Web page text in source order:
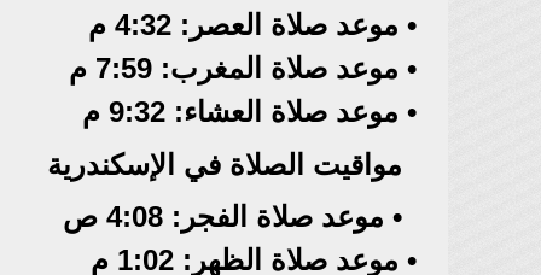
• موعد صلاة العصر: 4:32 م
• موعد صلاة المغرب: 7:59 م
• موعد صلاة العشاء: 9:32 م
مواقيت الصلاة في الإسكندرية
• موعد صلاة الفجر: 4:08 ص
• موعد صلاة الظهر: 1:02 م